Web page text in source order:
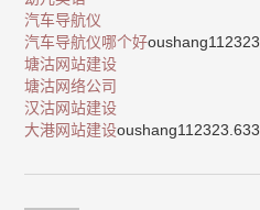
汽车导航仪
汽车导航仪哪个好oushang112323
塘沽网站建设
塘沽网络公司
汉沽网站建设
大港网站建设oushang112323.633